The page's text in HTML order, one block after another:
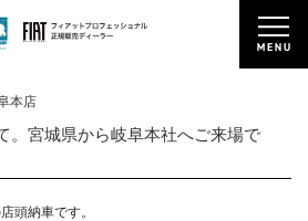
本店
。宮城県から岐阜本社へご来場で
頭納車です。